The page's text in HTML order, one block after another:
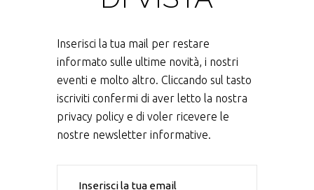
Inserisci la tua mail per restare
informato sulle ultime novità, i nostri
eventi e molto altro. Cliccando sul tasto
iscriviti confermi di aver letto la nostra
privacy policy e di voler ricevere le
nostre newsletter informative.